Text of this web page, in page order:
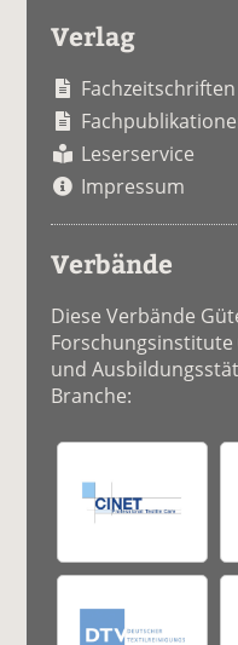
Verlag
Fachzeitschriften
Leserservice
Impressum
Verbände
Diese Verbände
und
Branche: